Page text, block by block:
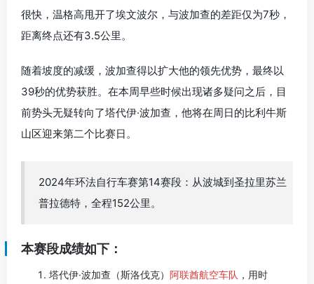
很快，温格高甩开了埃文波尔，与波加查的差距仅为7秒，
距离终点还有3.5公里。
随着坡度的减缓，波加查得以扩大他的领先优势，最终以
39秒的优势获胜。在本周早些时候出现诸多疑问之后，目
前势头无疑转向了塔代伊·波加查，他将在周日的比利牛斯
山区迎来第二个比赛日。
2024年环法自行车赛第14赛段：从波城到圣拉里苏兰
普拉德特，全程152公里。
本赛段成绩如下：
塔代伊·波加查（斯洛伐克） 阿联酋航空车队 ，用时